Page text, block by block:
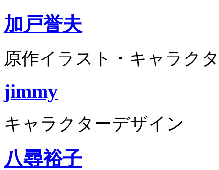
加戸誉夫
原作イラスト・キャラク
jimmy
キャラクターデザイン
八尋裕子